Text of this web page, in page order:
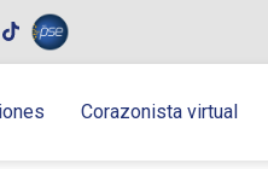
Corazonista virtual